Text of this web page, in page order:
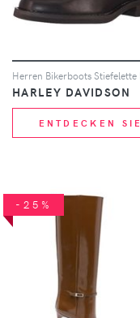
HARLEY DAVIDSON
ENTDECKEN SIE
-25%